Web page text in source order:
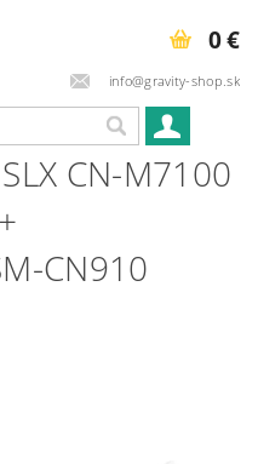
info@gravity-shop.sk
0 €
CN-M7100
CN910